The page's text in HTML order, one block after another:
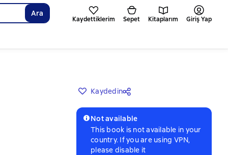
Ara
Kaydettiklerim Sepet Kitaplarım Giriş Yap
Kaydedin
Not available
This book is not available in your
country. If you are using VPN,
please disable it